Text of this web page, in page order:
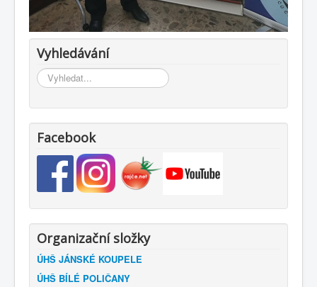
Vyhledávání
Vyhledávání...
Facebook
Organizační složky
ÚHŠ JÁNSKÉ KOUPELE
ÚHŠ BÍLÉ POLIČANY